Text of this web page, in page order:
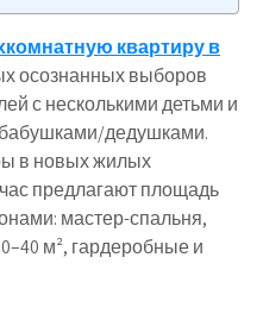
квартиру в
осознанных выборов
с несколькими детьми и
бабушками/дедушками.
в новых жилых
предлагают площадь
мастер-спальня,
м², гардеробные и